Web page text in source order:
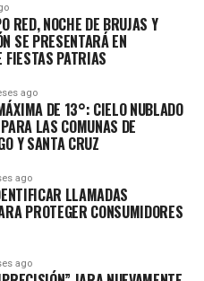
RED, NOCHE DE BRUJAS Y
SE PRESENTARÁ EN
FIESTAS PATRIAS
ago
DE 13°: CIELO NUBLADO
LAS COMUNAS DE
Y SANTA CRUZ
ago
LLAMADAS
PROTEGER CONSUMIDORES
ago